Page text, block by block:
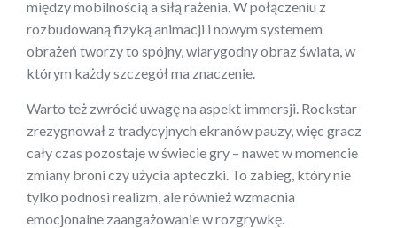
między mobilnością a siłą rażenia. W połączeniu z
rozbudowaną fizyką animacji i nowym systemem
obrażeń tworzy to spójny, wiarygodny obraz świata, w
którym każdy szczegół ma znaczenie.
Warto też zwrócić uwagę na aspekt immersji. Rockstar
zrezygnował z tradycyjnych ekranów pauzy, więc gracz
cały czas pozostaje w świecie gry – nawet w momencie
zmiany broni czy użycia apteczki. To zabieg, który nie
tylko podnosi realizm, ale również wzmacnia
emocjonalne zaangażowanie w rozgrywkę.